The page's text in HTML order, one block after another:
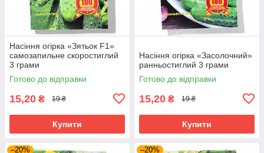
Насіння огірка «Зятьок F1»
самозапильне скоростиглий
3 грами
Готово до відправки
15,20 ₴ 19 ₴
Купити
Насіння огірка «Засолочний»
ранньостиглий 3 грами
Готово до відправки
15,20 ₴ 19 ₴
Купити
–20% –20%